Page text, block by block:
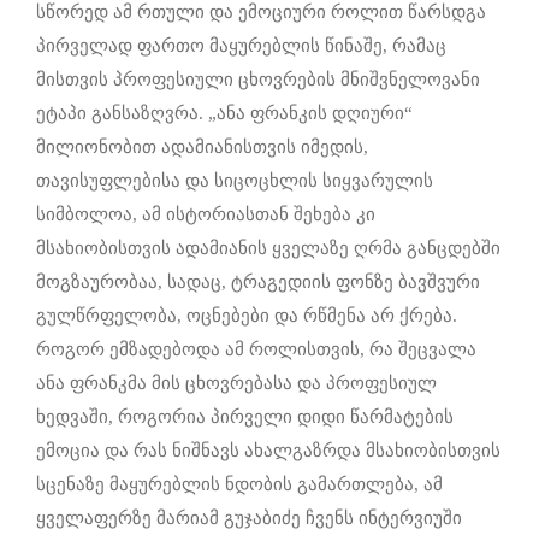
სწორედ ამ რთული და ემოციური როლით წარსდგა
პირველად ფართო მაყურებლის წინაშე, რამაც
მისთვის პროფესიული ცხოვრების მნიშვნელოვანი
ეტაპი განსაზღვრა. „ანა ფრანკის დღიური“
მილიონობით ადამიანისთვის იმედის,
თავისუფლებისა და სიცოცხლის სიყვარულის
სიმბოლოა, ამ ისტორიასთან შეხება კი
მსახიობისთვის ადამიანის ყველაზე ღრმა განცდებში
მოგზაურობაა, სადაც, ტრაგედიის ფონზე ბავშვური
გულწრფელობა, ოცნებები და რწმენა არ ქრება.
როგორ ემზადებოდა ამ როლისთვის, რა შეცვალა
ანა ფრანკმა მის ცხოვრებასა და პროფესიულ
ხედვაში, როგორია პირველი დიდი წარმატების
ემოცია და რას ნიშნავს ახალგაზრდა მსახიობისთვის
სცენაზე მაყურებლის ნდობის გამართლება, ამ
ყველაფერზე მარიამ გუჯაბიძე ჩვენს ინტერვიუში